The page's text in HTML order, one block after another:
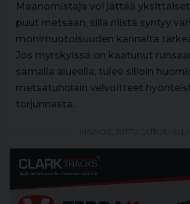
Maanomistaja voi jättää
puut metsään, sillä niistä syntyy
monimuotoisuuden kannalta
Jos myrskyissä on kaatunut
samalla alueella, tulee silloin
metsätuholain velvoitteet
torjunnasta.